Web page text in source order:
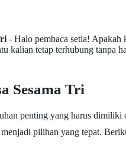
- Halo pembaca setia! Apakah
kalian tetap terhubung tanpa
Sesama Tri
penting yang harus
pilihan yang tepat.